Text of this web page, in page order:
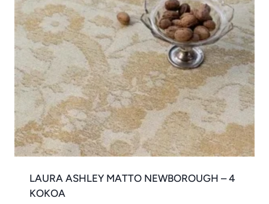
LAURA ASHLEY MATTO NEWBOROUGH – 4
KOKOA